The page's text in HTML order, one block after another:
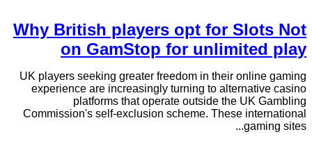
Why British players opt for Slots Not
on GamStop for unlimited play
UK players seeking greater freedom in their online gaming
experience are increasingly turning to alternative casino
platforms that operate outside the UK Gambling
Commission's self-exclusion scheme. These international
gaming sites...